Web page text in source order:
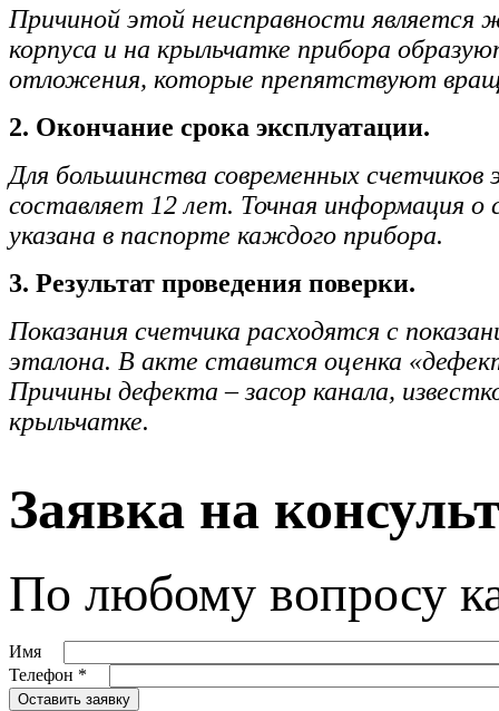
Причиной этой неисправности является
корпуса и на крыльчатке прибора
отложения, которые препятствуют
2. Окончание срока эксплуатации.
Для большинства современных счетчиков
составляет 12 лет. Точная информация о
указана в паспорте каждого прибора.
3. Результат проведения поверки.
Показания счетчика расходятся с
эталона. В акте ставится оценка
Причины дефекта – засор канала,
крыльчатке.
Заявка на
По любому вопросу
Имя
Телефон *